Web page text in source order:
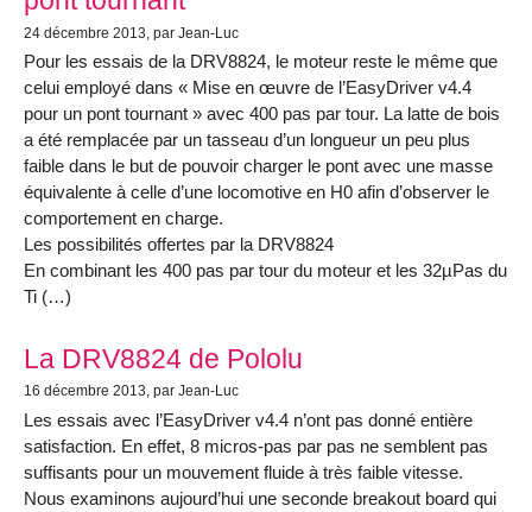
24 décembre 2013 , par Jean-Luc
Pour les essais de la DRV8824, le moteur reste le même que
celui employé dans « Mise en œuvre de l’EasyDriver v4.4
pour un pont tournant » avec 400 pas par tour. La latte de bois
a été remplacée par un tasseau d’un longueur un peu plus
faible dans le but de pouvoir charger le pont avec une masse
équivalente à celle d’une locomotive en H0 afin d’observer le
comportement en charge.
Les possibilités offertes par la DRV8824
En combinant les 400 pas par tour du moteur et les 32µPas du
Ti (…)
La DRV8824 de Pololu
16 décembre 2013, par Jean-Luc
Les essais avec l’EasyDriver v4.4 n’ont pas donné entière
satisfaction. En effet, 8 micros-pas par pas ne semblent pas
suffisants pour un mouvement fluide à très faible vitesse.
Nous examinons aujourd’hui une seconde breakout board qui